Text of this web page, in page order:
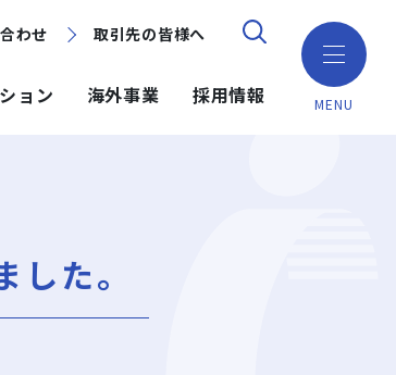
MENU
わせ 取引先の皆様へ
NISEKO PROJECTS
わせ 取引先の皆様へ
ンス（Governance）
プシステム
ョン 海外事業 採用情報
た。